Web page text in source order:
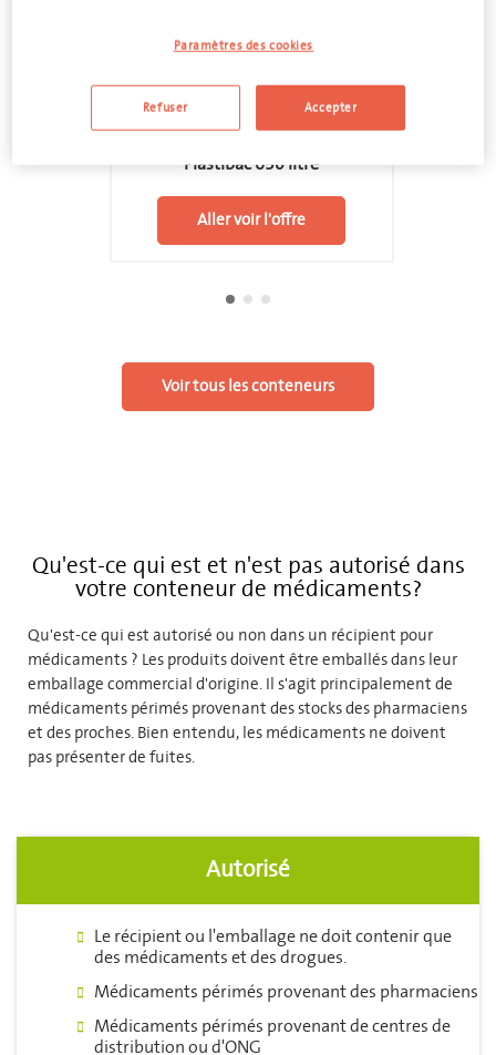
Plastibac 650 litre
Aller voir l'offre
Voir tous les conteneurs
Qu'est-ce qui est et n'est pas autorisé dans
votre conteneur de médicaments?
Qu'est-ce qui est autorisé ou non dans un récipient pour
médicaments ? Les produits doivent être emballés dans leur
emballage commercial d'origine. Il s'agit principalement de
médicaments périmés provenant des stocks des pharmaciens
et des proches. Bien entendu, les médicaments ne doivent
pas présenter de fuites.
Autorisé
Le récipient ou l'emballage ne doit contenir que
des médicaments et des drogues.
Médicaments périmés provenant des pharmaciens
Médicaments périmés provenant de centres de
distribution ou d'ONG
Paramètres des cookies
Refuser Accepter